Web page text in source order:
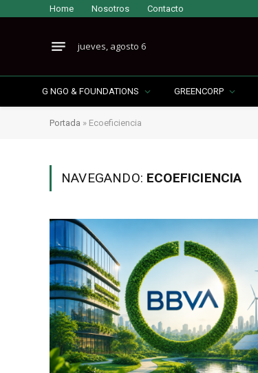
Home Nosotros Contacto
jueves, agosto 6
G NGO & FOUNDATIONS GREENCORP
Portada » Ecoeficiencia
NAVEGANDO: ECOEFICIENCIA